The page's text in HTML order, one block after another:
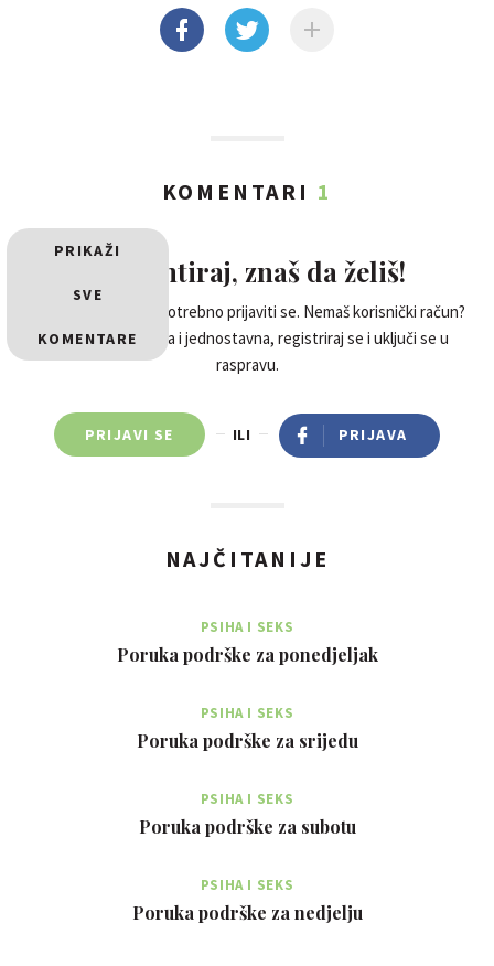
KOMENTARI 1
PRIKAŽI
SVE
KOMENTARE
Komentiraj, znaš da želiš!
Za komentiranje je potrebno prijaviti se. Nemaš korisnički račun?
Registracija je brza i jednostavna, registriraj se i uključi se u
raspravu.
PRIJAVI SE ILI PRIJAVA
NAJČITANIJE
PSIHA I SEKS
Poruka podrške za ponedjeljak
PSIHA I SEKS
Poruka podrške za srijedu
PSIHA I SEKS
Poruka podrške za subotu
PSIHA I SEKS
Poruka podrške za nedjelju